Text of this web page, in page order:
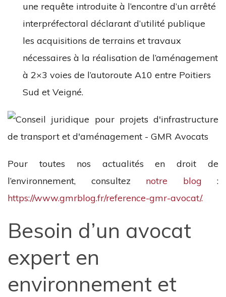
une requête introduite à l’encontre d’un arrêté
interpréfectoral déclarant d’utilité publique
les acquisitions de terrains et travaux
nécessaires à la réalisation de l’aménagement
à 2×3 voies de l’autoroute A10 entre Poitiers
Sud et Veigné.
Pour toutes nos actualités en droit de
l’environnement, consultez notre blog :
https://www.gmrblog.fr/reference-gmr-avocat/.
Besoin d’un avocat
expert en
environnement et